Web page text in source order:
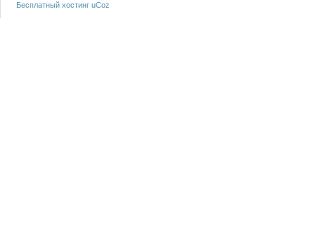
Бесплатный хостинг uCoz